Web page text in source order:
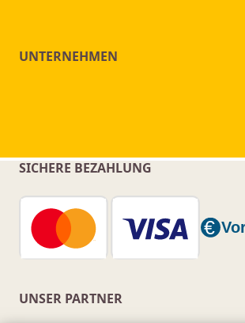
UNTERNEHMEN
SICHERE BEZAHLUNG
UNSER PARTNER